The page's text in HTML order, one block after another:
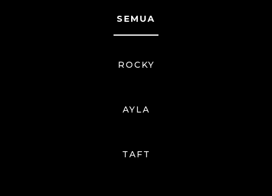
SEMUA
ROCKY
AYLA
TAFT